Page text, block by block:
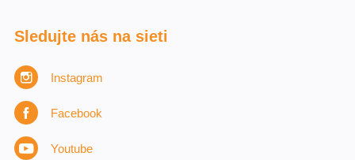
Sledujte nás na sieti
Instagram
Facebook
Youtube